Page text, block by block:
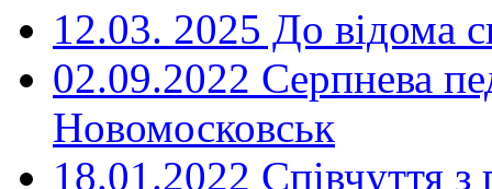
12.03. 2025 До відома
02.09.2022 Серпнева
Новомосковськ
18.01.2022 Співчуття з